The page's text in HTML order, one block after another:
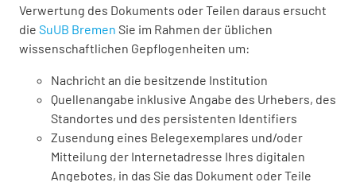
Verwertung des Dokuments oder Teilen daraus ersucht
die SuUB Bremen Sie im Rahmen der üblichen
wissenschaftlichen Gepflogenheiten um:
Nachricht an die besitzende Institution
Quellenangabe inklusive Angabe des Urhebers, des
Standortes und des persistenten Identifiers
Zusendung eines Belegexemplares und/oder
Mitteilung der Internetadresse Ihres digitalen
Angebotes, in das Sie das Dokument oder Teile